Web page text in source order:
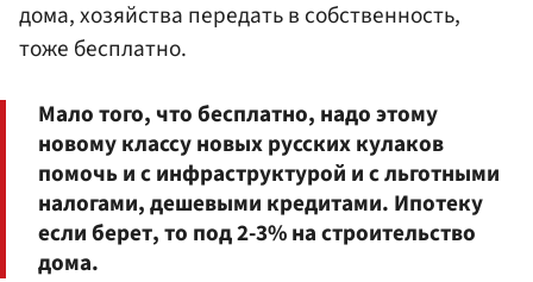
дома, хозяйства передать в собственность,
тоже бесплатно.
Мало того, что бесплатно, надо этому
новому классу новых русских кулаков
помочь и с инфраструктурой и с льготными
налогами, дешевыми кредитами. Ипотеку
если берет, то под 2-3% на строительство
дома.